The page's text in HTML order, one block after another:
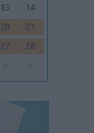
13
14
20
21
27
28